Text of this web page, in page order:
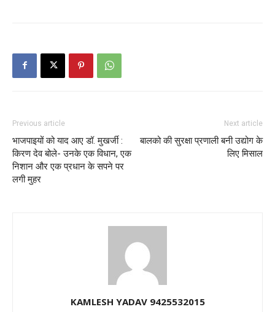
Previous article
भाजपाइयों को याद आए डॉ. मुखर्जी :
किरण देव बोले- उनके एक विधान, एक
निशान और एक प्रधान के सपने पर
लगी मुहर
Next article
बालको की सुरक्षा प्रणाली बनी उद्योग के
लिए मिसाल
KAMLESH YADAV 9425532015